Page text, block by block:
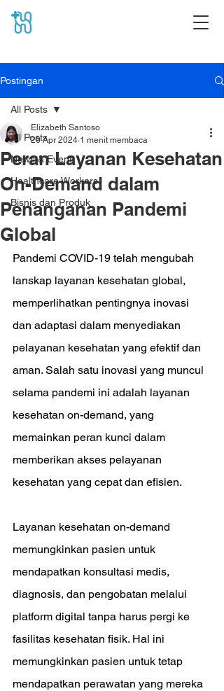
Postingan
All Posts
News & Event
Healthcare Workers
Bisnis dan Produk
All Posts
Peran Layanan Kesehatan
On-Demand dalam
Penanganan Pandemi
Global
Elizabeth Santoso
20 Apr 2024 1 menit membaca
Pandemi COVID-19 telah mengubah
lanskap layanan kesehatan global,
memperlihatkan pentingnya inovasi
dan adaptasi dalam menyediakan
pelayanan kesehatan yang efektif dan
aman. Salah satu inovasi yang muncul
selama pandemi ini adalah layanan
kesehatan on-demand, yang
memainkan peran kunci dalam
memberikan akses pelayanan
kesehatan yang cepat dan efisien.
Layanan kesehatan on-demand
memungkinkan pasien untuk
mendapatkan konsultasi medis,
diagnosis, dan pengobatan melalui
platform digital tanpa harus pergi ke
fasilitas kesehatan fisik. Hal ini
memungkinkan pasien untuk tetap
mendapatkan perawatan yang mereka